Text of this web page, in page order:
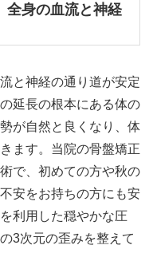
身の血流と神経
と神経の通り道が安定
延長の根本にある体の
が自然と良くなり、体
ます。当院の骨盤矯正
で、初めての方や秋の
安をお持ちの方にも安
利用した穏やかな圧
3次元の歪みを整えて